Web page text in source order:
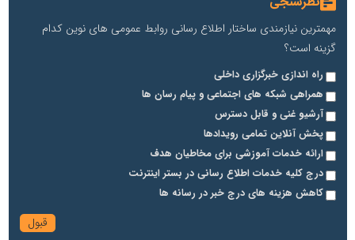
مهمترین نیازمندی ساختار اطلاع رسانی روابط عمومی های نوین کدام
گزینه است؟
راه اندازی خبرگزاری داخلی
همراهی شبکه های اجتماعی و پیام رسان ها
آرشیو غنی و قابل دسترس
پخش آنلاین تمامی رویدادها
ارائه خدمات آموزشی برای مخاطیان هدف
درج کلیه خدمات اطلاع رسانی در بستر اینترنت
کاهش هزینه های درج خبر در رسانه ها